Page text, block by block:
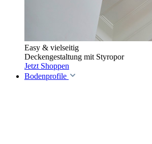
Easy & vielseitig
Deckengestaltung mit Styropor
Jetzt Shoppen
Bodenprofile